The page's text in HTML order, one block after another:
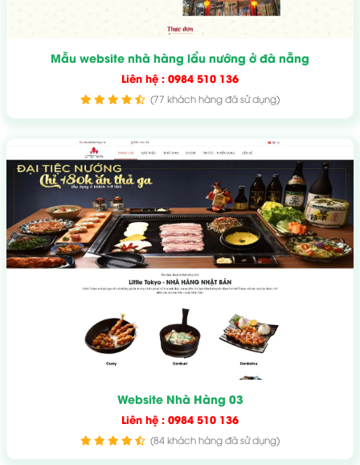
Mẫu website nhà hàng lẩu nướng ở đà nẵng
Liên hệ : 0984 510 136
(77 khách hàng đã sử dụng)
Website Nhà Hàng 03
Liên hệ : 0984 510 136
(84 khách hàng đã sử dụng)